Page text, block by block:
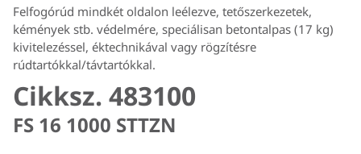
Felfogórúd mindkét oldalon leélezve, tetőszerkezetek,
kémények stb. védelmére, speciálisan betontalpas (17 kg)
kivitelezéssel, éktechnikával vagy rögzítésre
rúdtartókkal/távtartókkal.
Cikksz. 483100
FS 16 1000 STTZN